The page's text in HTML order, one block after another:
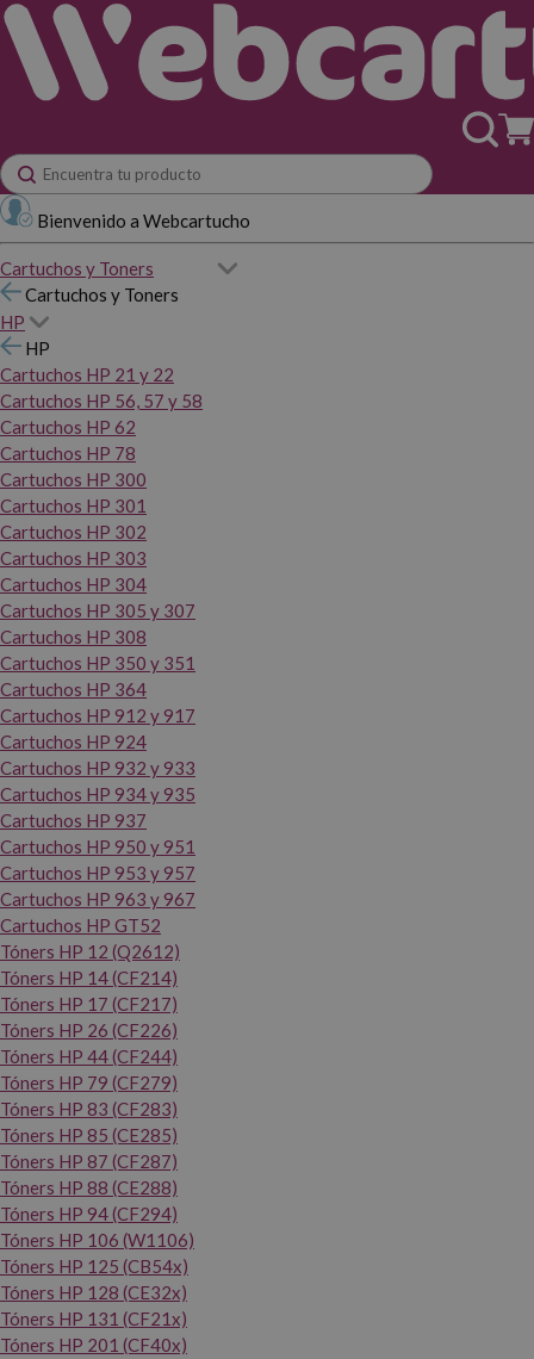
Bienvenido a Webcartucho
Cartuchos y Toners
Cartuchos y Toners
HP
HP
Cartuchos HP 21 y 22
Cartuchos HP 56, 57 y 58
Cartuchos HP 62
Cartuchos HP 78
Cartuchos HP 300
Cartuchos HP 301
Cartuchos HP 302
Cartuchos HP 303
Cartuchos HP 304
Cartuchos HP 305 y 307
Cartuchos HP 308
Cartuchos HP 350 y 351
Cartuchos HP 364
Cartuchos HP 912 y 917
Cartuchos HP 924
Cartuchos HP 932 y 933
Cartuchos HP 934 y 935
Cartuchos HP 937
Cartuchos HP 950 y 951
Cartuchos HP 953 y 957
Cartuchos HP 963 y 967
Cartuchos HP GT52
Tóners HP 12 (Q2612)
Tóners HP 14 (CF214)
Tóners HP 17 (CF217)
Tóners HP 26 (CF226)
Tóners HP 44 (CF244)
Tóners HP 79 (CF279)
Tóners HP 83 (CF283)
Tóners HP 85 (CE285)
Tóners HP 87 (CF287)
Tóners HP 88 (CE288)
Tóners HP 94 (CF294)
Tóners HP 106 (W1106)
Tóners HP 125 (CB54x)
Tóners HP 128 (CE32x)
Tóners HP 131 (CF21x)
Tóners HP 201 (CF40x)